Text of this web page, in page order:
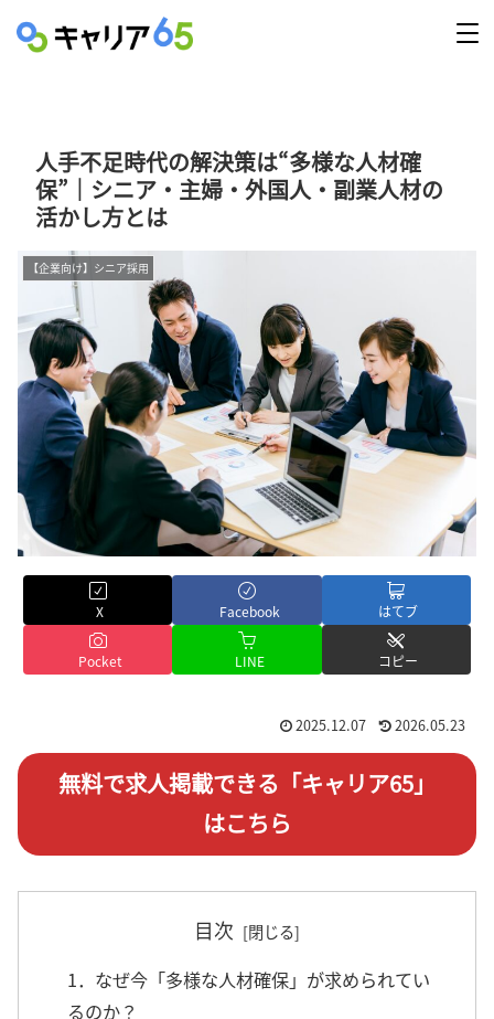
人手不足時代の解決策は“多様な人材確
保”｜シニア・主婦・外国人・副業人材の
活かし方とは
【企業向け】シニア採用
X Facebook はてブ
Pocket LINE コピー
2025.12.07 2026.05.23
無料で求人掲載できる「キャリア65」
はこちら
目次
1．なぜ今「多様な人材確保」が求められてい
るのか？